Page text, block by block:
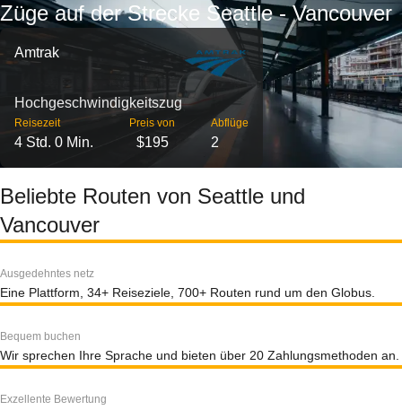
Züge auf der Strecke Seattle - Vancouver
Amtrak
Hochgeschwindigkeitszug
Reisezeit
4 Std. 0 Min.
Preis von
$195
Abflüge
2
Beliebte Routen von Seattle und
Vancouver
Ausgedehntes netz
Eine Plattform, 34+ Reiseziele, 700+ Routen rund um den Globus.
Bequem buchen
Wir sprechen Ihre Sprache und bieten über 20 Zahlungsmethoden an.
Exzellente Bewertung